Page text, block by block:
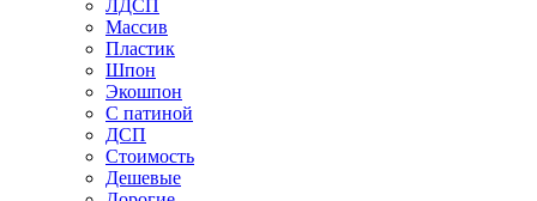
ЛДСП
Массив
Пластик
Шпон
Экошпон
С патиной
ДСП
Стоимость
Дешевые